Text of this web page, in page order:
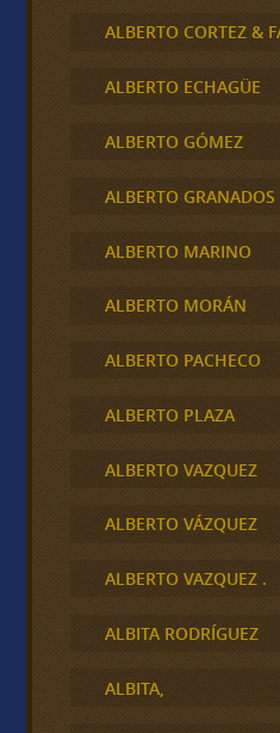
ALBERTO CORTEZ &
ALBERTO ECHAGÜE
ALBERTO GÓMEZ
ALBERTO GRANADOS
ALBERTO MARINO
ALBERTO MORÁN
ALBERTO PACHECO
ALBERTO PLAZA
ALBERTO VAZQUEZ
ALBERTO VÁZQUEZ
ALBERTO VAZQUEZ .
ALBITA RODRÍGUEZ
ALBITA,